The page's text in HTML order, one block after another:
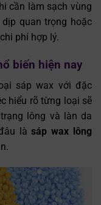
cần làm sạch vùng
quan trọng hoặc
phí hợp lý.
biến hiện nay
sáp wax với đặc
hiểu rõ từng loại sẽ
lông và làn da
làsáp wax lông